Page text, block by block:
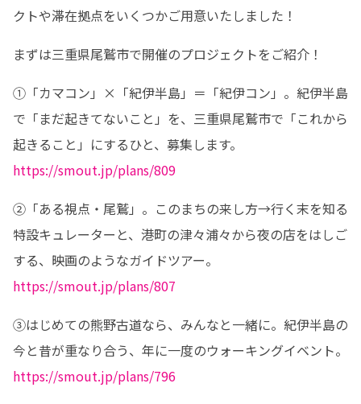
クトや滞在拠点をいくつかご用意いたしました！
まずは三重県尾鷲市で開催のプロジェクトをご紹介！
①「カマコン」×「紀伊半島」＝「紀伊コン」。紀伊半島
で「まだ起きてないこと」を、三重県尾鷲市で「これから
https://smout.jp/plans/809
②「ある視点・尾鷲」。このまちの来し方→行く末を知る
特設キュレーターと、港町の津々浦々から夜の店をはしご
https://smout.jp/plans/807
③はじめての熊野古道なら、みんなと一緒に。紀伊半島の
https://smout.jp/plans/796